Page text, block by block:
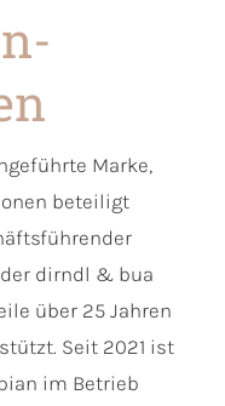
Marke,
beteiligt
dirndl & bua
über 25 Jahren
Seit 2021 ist
im Betrieb